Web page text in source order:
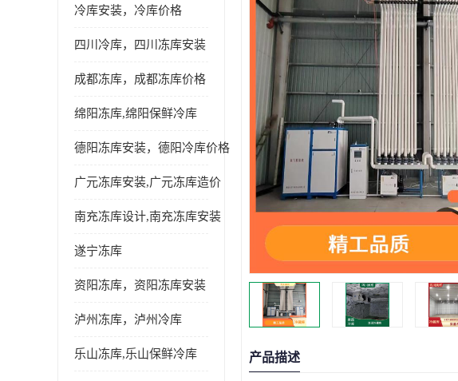
冷库安装，冷库价格
四川冷库，四川冻库安装
成都冻库，成都冻库价格
绵阳冻库,绵阳保鲜冷库
德阳冻库安装，德阳冷库价格
广元冻库安装,广元冻库造价
南充冻库设计,南充冻库安装
遂宁冻库
资阳冻库，资阳冻库安装
泸州冻库，泸州冷库
乐山冻库,乐山保鲜冷库 产品描述